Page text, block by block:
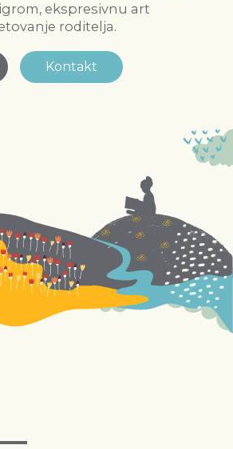
ekspresivnu art
roditelja.
Kontakt